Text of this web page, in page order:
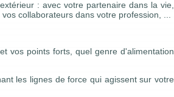
: avec votre partenaire dans la vie,
collaborateurs dans votre profession, ...
vos points forts, quel genre d'alimentation
les lignes de force qui agissent sur votre